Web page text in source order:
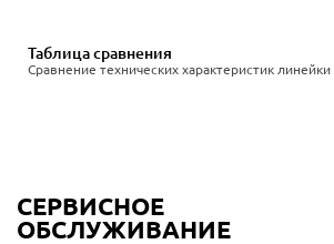
Сравнение технических характеристик
Таблица сравнения
СЕРВИСНОЕ
ОБСЛУЖИВАНИЕ